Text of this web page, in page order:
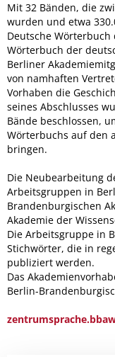
Mit 32 Bänden, die
wurden und etwa
Deutsche
Wörterbuch der
Berliner
von namhaften
Vorhaben die
seines Abschlusses
Bände beschlossen,
Wörterbuchs auf den
bringen.
Die Neubearbeitung
Arbeitsgruppen in
Brandenburgischen
Akademie der
Die Arbeitsgruppe in
Stichwörter, die in
publiziert werden.
Das
Berlin-